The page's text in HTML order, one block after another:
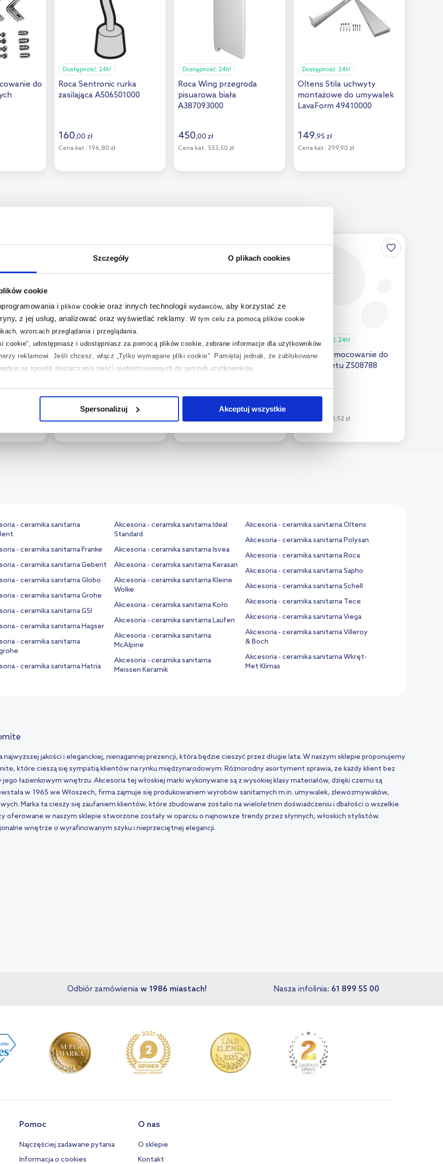
Szczegóły O plikach cookies
cookie
i plikówcookie oraz innych technologii wydawców, aby korzystać ze
z jej usług, analizować oraz wyświetlać reklamy. W tym celu za pomocą plików cookie
wzorcach przeglądania i przeglądania.
cookie”, udostępniasz i udostępniasz za pomocą plików cookie, zebrane informacje dla użytkowników
reklamowi. Jeśli chcesz, włącz „Tylko wymagane pliki cookie”. Pamiętaj jednak, że zablokowane
na sposób dostarczania treści niedostosowanych do potrzeb użytkowników.
ich przepisy, przejdź do zakładek „Informacje o plikach cookie”.
Spersonalizuj Akceptuj wszystkie
do
Dostępność: 24h!
Roca Sentronic rurka
zasilająca A506501000
160,00 zł
Cena kat.: 196,80 zł
Dostępność: 24h!
Roca Wing przegroda
pisuarowa biała
A387093000
450,00 zł
Cena kat.: 553,50 zł
Dostępność: 24h!
Oltens Stila uchwyty
montażowe do umywalek
LavaForm 49410000
149,95 zł
Cena kat.: 299,90 zł
komplet
Dostępność: 24h!
Wkręt-Met Klimas komplet
śrub do mocowania pisuaru
zł
Dostępność:
Ideal Standard Tonic
zawiasy deski sedesowej
Cena kat.:
Dostępność: 24h!
Catalano mocowanie do
miski/bidetu Z508788
Cena kat.: 70,52 zł
- ceramika sanitarna
- ceramika sanitarna Franke
- ceramika sanitarna Geberit
- ceramika sanitarna Globo
- ceramika sanitarna Grohe
- ceramika sanitarna GSI
- ceramika sanitarna Hagser
- ceramika sanitarna
- ceramika sanitarna Hatria
Akcesoria - ceramika sanitarna Ideal
Standard
Akcesoria - ceramika sanitarna Isvea
Akcesoria - ceramika sanitarna Kerasan
Akcesoria - ceramika sanitarna Kleine
Wolke
Akcesoria - ceramika sanitarna Koło
Akcesoria - ceramika sanitarna Laufen
Akcesoria - ceramika sanitarna
McAlpine
Akcesoria - ceramika sanitarna
Meissen Keramik
Akcesoria - ceramika sanitarna Oltens
Akcesoria - ceramika sanitarna Polysan
Akcesoria - ceramika sanitarna Roca
Akcesoria - ceramika sanitarna Sapho
Akcesoria - ceramika sanitarna Schell
Akcesoria - ceramika sanitarna Tece
Akcesoria - ceramika sanitarna Viega
Akcesoria - ceramika sanitarna Villeroy
& Boch
Akcesoria - ceramika sanitarna Wkręt-
Met Klimas
jakości i eleganckiej, nienagannej prezencji, która będzie cieszyć przez długie lata. W naszym sklepie proponujemy
które cieszą się sympatią klientów na rynku międzynarodowym. Różnorodny asortyment sprawia, że każdy klient bez
łazienkowym wnętrzu. Akcesoria tej włoskiej marki wykonywane są z wysokiej klasy materiałów, dzięki czemu są
w 1965 we Włoszech, firma zajmuje się produkowaniem wyrobów sanitarnych m.in. umywalek, zlewozmywaków,
Marka ta cieszy się zaufaniem klientów, które zbudowane zostało na wieloletnim doświadczeniu i dbałości o wszelkie
w naszym sklepie stworzone zostały w oparciu o najnowsze trendy przez słynnych, włoskich stylistów.
wnętrze o wyrafinowanym szyku i nieprzeciętnej elegancji.
Odbiór zamówienia w 1986 miastach! Nasza infolinia: 61 899 55 00
Pomoc
Najczęściej zadawane pytania
Informacja o cookies
O nas
O sklepie
Kontakt